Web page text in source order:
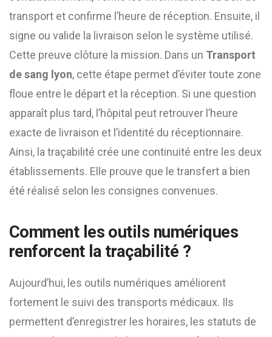
transport et confirme l’heure de réception. Ensuite, il
signe ou valide la livraison selon le système utilisé.
Cette preuve clôture la mission. Dans un Transport
de sang lyon, cette étape permet d’éviter toute zone
floue entre le départ et la réception. Si une question
apparaît plus tard, l’hôpital peut retrouver l’heure
exacte de livraison et l’identité du réceptionnaire.
Ainsi, la traçabilité crée une continuité entre les deux
établissements. Elle prouve que le transfert a bien
été réalisé selon les consignes convenues.
Comment les outils numériques
renforcent la traçabilité ?
Aujourd’hui, les outils numériques améliorent
fortement le suivi des transports médicaux. Ils
permettent d’enregistrer les horaires, les statuts de